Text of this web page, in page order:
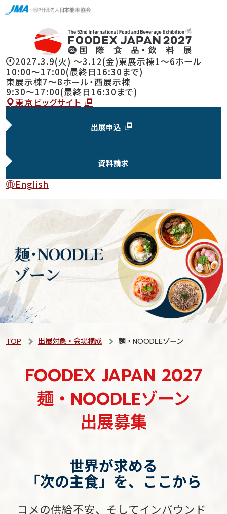
2027.3.9(火) 〜3.12(金)東展示棟1～6ホール
10:00～17:00(最終日16:30まで)
東展示棟7〜8ホール・西展示棟
9:30～17:00(最終日16:30まで)
東京ビッグサイト
出展申込
資料請求
English
TOP 出展対象・会場構成 麺・NOODLEゾーン
FOODEX JAPAN 2027
麺・NOODLEゾーン
出展募集
世界が求める
「次の主食」を、ここから
コメの供給不安、そしてインバウンド